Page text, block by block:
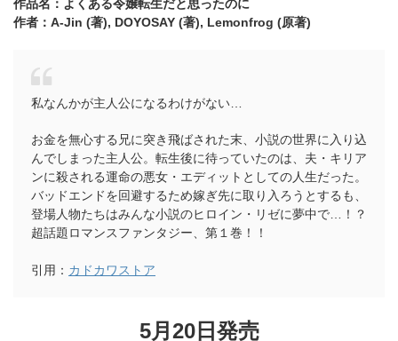
作品名：よくある令嬢転生だと思ったのに
作者：A-Jin (著), DOYOSAY (著), Lemonfrog (原著)
私なんかが主人公になるわけがない…
お金を無心する兄に突き飛ばされた末、小説の世界に入り込
んでしまった主人公。転生後に待っていたのは、夫・キリア
ンに殺される運命の悪女・エディットとしての人生だった。
バッドエンドを回避するため嫁ぎ先に取り入ろうとするも、
登場人物たちはみんな小説のヒロイン・リゼに夢中で…！？
超話題ロマンスファンタジー、第１巻！！
引用： カドカワストア
5月20日発売